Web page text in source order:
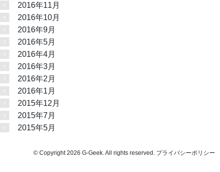
2016年11月
2016年10月
2016年9月
2016年5月
2016年4月
2016年3月
2016年2月
2016年1月
2015年12月
2015年7月
2015年5月
© Copyright 2026 G-Geek. All rights reserved. プライバシーポリシー